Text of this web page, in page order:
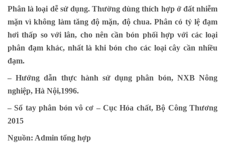
Phân là loại dễ sử dụng. Thường dùng thích hợp ở đất nhiễm
mặn vì không làm tăng độ mặn, độ chua. Phân có tỷ lệ đạm
hơi thấp so với lân, cho nên cần bón phối hợp với các loại
phân đạm khác, nhất là khi bón cho các loại cây cần nhiều
đạm.
– Hướng dẫn thực hành sử dụng phân bón, NXB Nông
nghiệp, Hà Nội,1996.
– Sổ tay phân bón vô cơ – Cục Hóa chất, Bộ Công Thương
2015
Nguồn: Admin tổng hợp